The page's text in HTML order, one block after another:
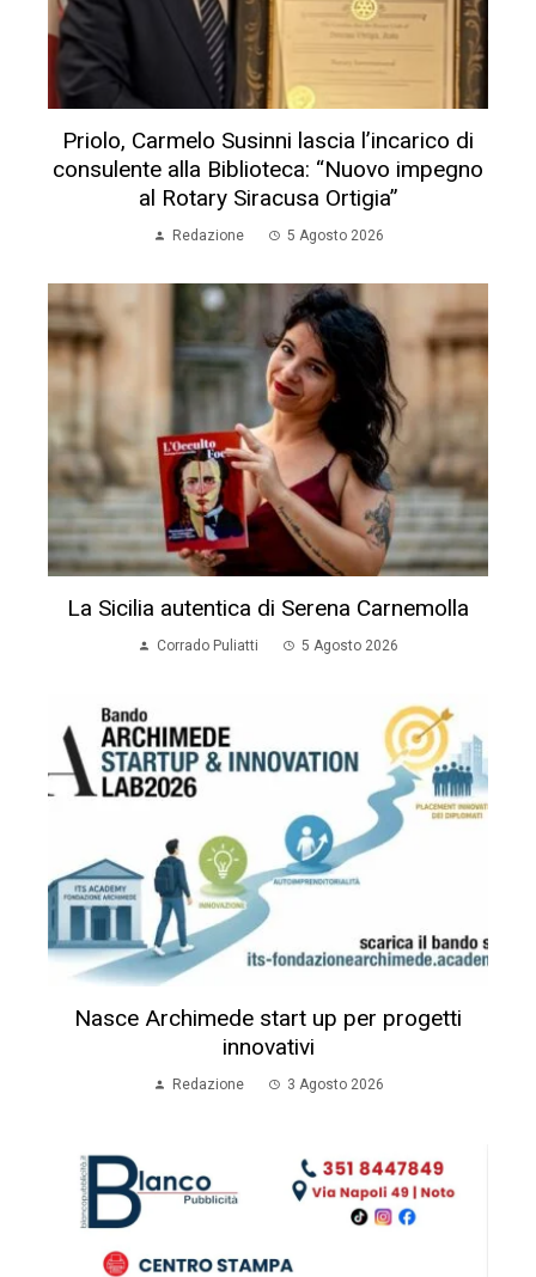
Priolo, Carmelo Susinni lascia l’incarico di
consulente alla Biblioteca: “Nuovo impegno
al Rotary Siracusa Ortigia”
Redazione 5 Agosto 2026
La Sicilia autentica di Serena Carnemolla
Corrado Puliatti 5 Agosto 2026
Nasce Archimede start up per progetti
innovativi
Redazione 3 Agosto 2026